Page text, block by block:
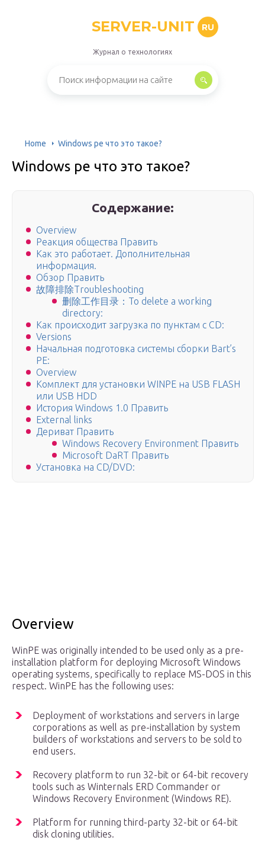
SERVER-UNIT RU
Журнал о технологиях
Home Windows pe что это такое?
Windows pe что это такое?
Содержание:
Overview
Реакция общества Править
Как это работает. Дополнительная
информация.
Обзор Править
故障排除Troubleshooting
删除工作目录：To delete a working
directory:
Как происходит загрузка по пунктам с CD:
Versions
Начальная подготовка системы сборки Bart’s
PE:
Overview
Комплект для установки WINPE на USB FLASH
или USB HDD
История Windows 1.0 Править
External links
Дериват Править
Windows Recovery Environment Править
Microsoft DaRT Править
Установка на CD/DVD:
Overview
WinPE was originally intended to be used only as a pre-
installation platform for deploying Microsoft Windows
operating systems, specifically to replace MS-DOS in this
respect. WinPE has the following uses:
Deployment of workstations and servers in large
corporations as well as pre-installation by system
builders of workstations and servers to be sold to
end users.
Recovery platform to run 32-bit or 64-bit recovery
tools such as Winternals ERD Commander or
Windows Recovery Environment (Windows RE).
Platform for running third-party 32-bit or 64-bit
disk cloning utilities.